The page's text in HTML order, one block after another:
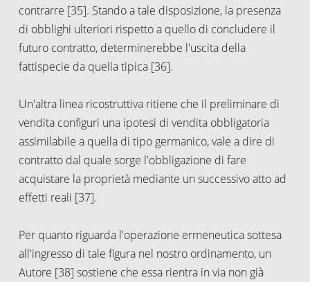
contrarre [35]. Stando a tale disposizione, la presenza
di obblighi ulteriori rispetto a quello di concludere il
futuro contratto, determinerebbe l'uscita della
fattispecie da quella tipica [36].
Un'altra linea ricostruttiva ritiene che il preliminare di
vendita configuri una ipotesi di vendita obbligatoria
assimilabile a quella di tipo germanico, vale a dire di
contratto dal quale sorge l'obbligazione di fare
acquistare la proprietà mediante un successivo atto ad
effetti reali [37].
Per quanto riguarda l'operazione ermeneutica sottesa
all'ingresso di tale figura nel nostro ordinamento, un
Autore [38] sostiene che essa rientra in via non già